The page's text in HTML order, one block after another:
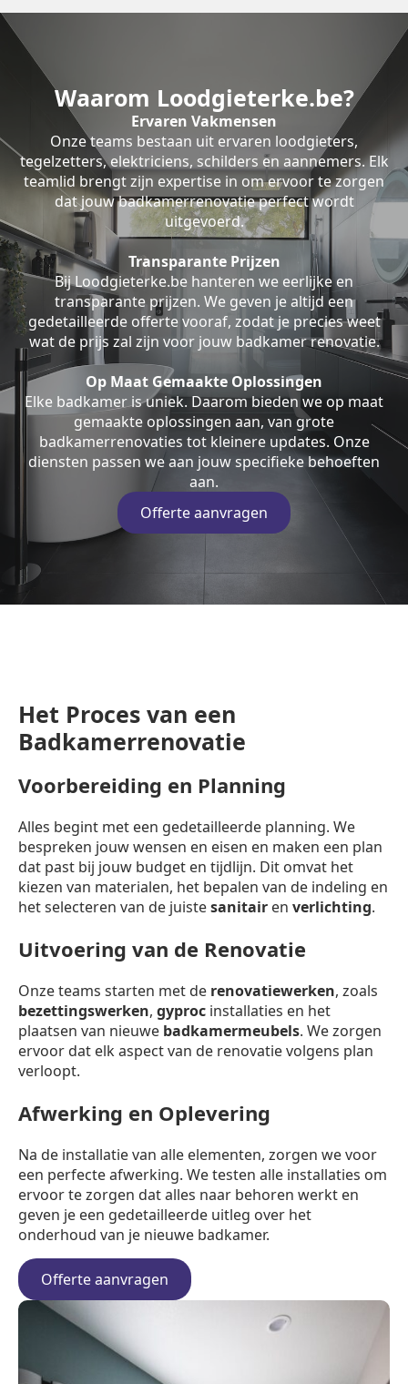
Waarom Loodgieterke.be?
Ervaren Vakmensen
Onze teams bestaan uit ervaren loodgieters,
tegelzetters, elektriciens, schilders en aannemers. Elk
teamlid brengt zijn expertise in om ervoor te zorgen
dat jouw badkamerrenovatie perfect wordt
uitgevoerd.
Transparante Prijzen
Bij Loodgieterke.be hanteren we eerlijke en
transparante prijzen. We geven je altijd een
gedetailleerde offerte vooraf, zodat je precies weet
wat de prijs zal zijn voor jouw badkamer renovatie.
Op Maat Gemaakte Oplossingen
Elke badkamer is uniek. Daarom bieden we op maat
gemaakte oplossingen aan, van grote
badkamerrenovaties tot kleinere updates. Onze
diensten passen we aan jouw specifieke behoeften
aan.
Offerte aanvragen
Het Proces van een
Badkamerrenovatie
Voorbereiding en Planning
Alles begint met een gedetailleerde planning. We
bespreken jouw wensen en eisen en maken een plan
dat past bij jouw budget en tijdlijn. Dit omvat het
kiezen van materialen, het bepalen van de indeling en
het selecteren van de juistesanitair en verlichting.
Uitvoering van de Renovatie
Onze teams starten met de renovatiewerken, zoals
bezettingswerken, gyproc installaties en het
plaatsen van nieuwe badkamermeubels. We zorgen
ervoor dat elk aspect van de renovatie volgens plan
verloopt.
Afwerking en Oplevering
Na de installatie van alle elementen, zorgen we voor
een perfecte afwerking. We testen alle installaties om
ervoor te zorgen dat alles naar behoren werkt en
geven je een gedetailleerde uitleg over het
onderhoud van je nieuwe badkamer.
Offerte aanvragen